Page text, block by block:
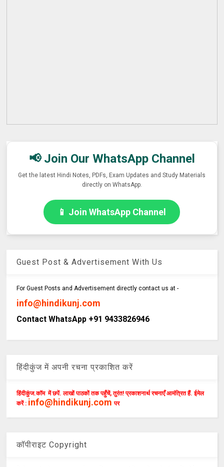
📢 Join Our WhatsApp Channel
Get the latest Hindi Notes, PDFs, Exam Updates and Study Materials
directly on WhatsApp.
📱 Join WhatsApp Channel
Guest Post & Advertisement With Us
For Guest Posts and Advertisement directly contact us at -
info@hindikunj.com
Contact WhatsApp +91 9433826946
हिंदीकुंज में अपनी रचना प्रकाशित करें
हिंदीकुंज.कॉम में छपें. लाखों पाठकों तक पहुँचें, तुरंत! प्रकाशनार्थ रचनाएँ आमंत्रित हैं. ईमेल
करें : info@hindikunj.com पर
कॉपीराइट Copyright